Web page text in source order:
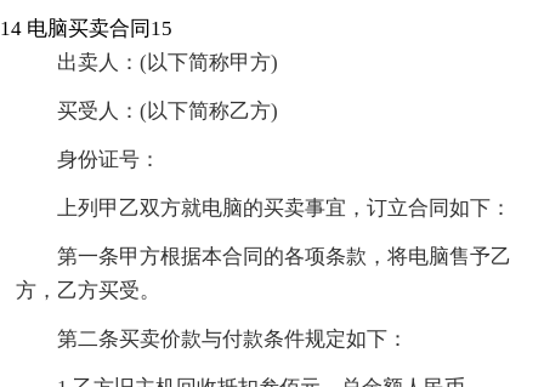
14
出卖人：(以下简称甲方)
买受人：(以下简称乙方)
身份证号：
上列甲乙双方就电脑的买卖事宜，订立合同如下：
第一条甲方根据本合同的各项条款，将电脑售予乙
方，乙方买受。
第二条买卖价款与付款条件规定如下：
电脑买卖合同15